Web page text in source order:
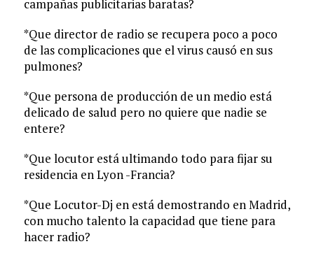
campañas publicitarias baratas?
*Que director de radio se recupera poco a poco
de las complicaciones que el virus causó en sus
pulmones?
*Que persona de producción de un medio está
delicado de salud pero no quiere que nadie se
entere?
*Que locutor está ultimando todo para fijar su
residencia en Lyon -Francia?
*Que Locutor-Dj en está demostrando en Madrid,
con mucho talento la capacidad que tiene para
hacer radio?